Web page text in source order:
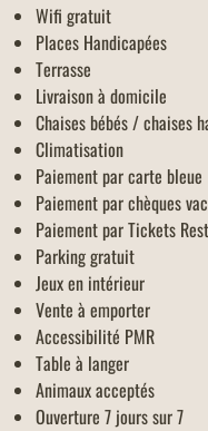
Wifi gratuit
Places Handicapées
Terrasse
Livraison à domicile
Chaises bébés / chaises
Climatisation
Paiement par carte bleue
Paiement par chèques
Paiement par Tickets
Parking gratuit
Jeux en intérieur
Vente à emporter
Accessibilité PMR
Table à langer
Animaux acceptés
Ouverture 7 jours sur 7